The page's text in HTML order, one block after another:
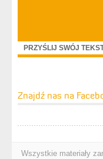
PRZYŚLIJ SWÓJ
Znajdź nas na
Wszystkie materiały